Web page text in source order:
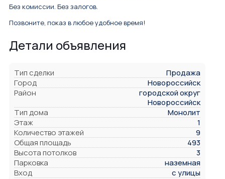
Без комиссии. Без залогов.
Позвоните, показ в любое удобное время!
Детали объявления
Тип сделки
Продажа
Город
Новороссийск
Район
городской округ
Новороссийск
Тип дома
Монолит
Этаж
1
Количество этажей
9
Общая площадь
493
Высота потолков
3
Парковка
наземная
Вход
с улицы